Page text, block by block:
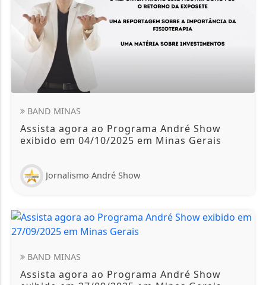
BAND MINAS
Assista agora ao Programa André Show
exibido em 04/10/2025 em Minas Gerais
Jornalismo André Show
BAND MINAS
Assista agora ao Programa André Show